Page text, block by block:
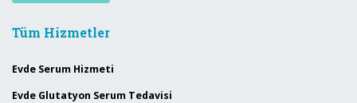
Tüm Hizmetler
Evde Serum Hizmeti
Evde Glutatyon Serum Tedavisi